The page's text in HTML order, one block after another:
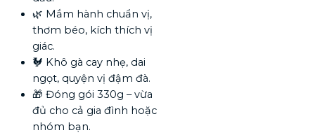
🌿 Mắm hành chuẩn vị,
thơm béo, kích thích vị
giác.
🐓 Khô gà cay nhẹ, dai
ngọt, quyện vị đậm đà.
🎁 Đóng gói 330g – vừa
đủ cho cả gia đình hoặc
nhóm bạn.